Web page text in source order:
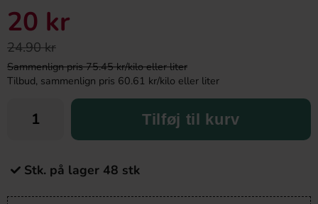
20 kr
24.90 kr
Sammenlign pris 75.45 kr/kilo eller liter
Tilbud, sammenlign pris 60.61 kr/kilo eller liter
Tilføj til kurv
Stk. på lager 48 stk